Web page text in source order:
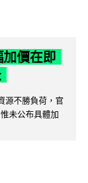
價在即
源不勝負荷，官
未公布具體加